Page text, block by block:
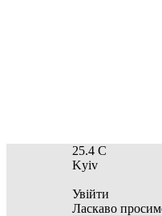
25.4 C
Kyiv
Увійти
Ласкаво